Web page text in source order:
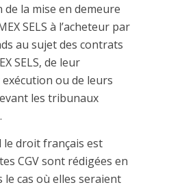
la mise en demeure
SELS à l’acheteur par
au sujet des contrats
SELS, de leur
ou de leurs
les tribunaux
le droit français est
CGV sont rédigées en
le cas où elles seraient